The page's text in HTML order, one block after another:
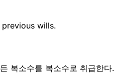
wills.
복소수를 복소수로 취급한다.